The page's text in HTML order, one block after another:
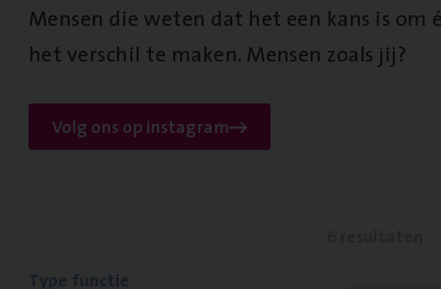
Mensen die weten dat het een kans is om
het verschil te maken. Mensen zoals jij?
Volg ons op instagram